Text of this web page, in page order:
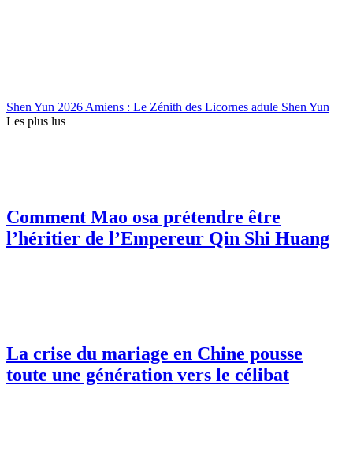
Shen Yun 2026 Amiens : Le Zénith des Licornes adule Shen Yun
Les plus lus
Comment Mao osa prétendre être
l’héritier de l’Empereur Qin Shi Huang
La crise du mariage en Chine pousse
toute une génération vers le célibat